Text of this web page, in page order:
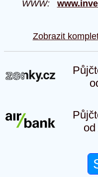
WWW:
Zobrazit
od